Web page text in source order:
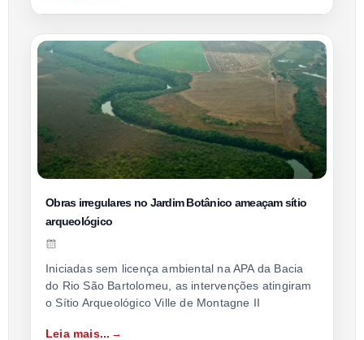
Obras irregulares no Jardim Botânico ameaçam sítio
arqueológico
Iniciadas sem licença ambiental na APA da Bacia
do Rio São Bartolomeu, as intervenções atingiram
o Sítio Arqueológico Ville de Montagne II
Leia mais...